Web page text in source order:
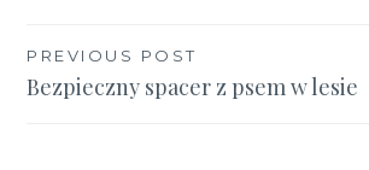
Nawigacja
wpisu
PREVIOUS POST
Bezpieczny spacer z psem w lesie